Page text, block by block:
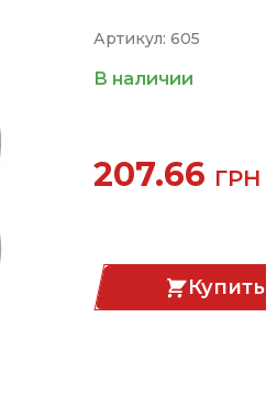
Артикул: 605
В наличии
207.66 ГРН
Купить